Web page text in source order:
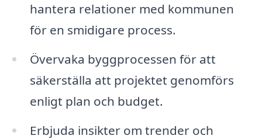
hantera relationer med kommunen
för en smidigare process.
Övervaka byggprocessen för att
säkerställa att projektet genomförs
enligt plan och budget.
Erbjuda insikter om trender och